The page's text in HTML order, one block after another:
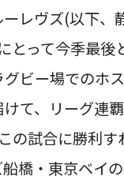
レヴズ(以下、
とって今季最後
ビー場でのホ
て、リーグ連
の試合に勝利す
橋・東京ベイ